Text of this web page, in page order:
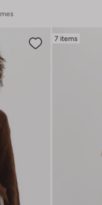
7 items